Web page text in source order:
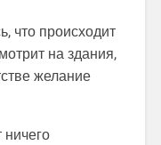
что происходит
на здания,
желание
ничего